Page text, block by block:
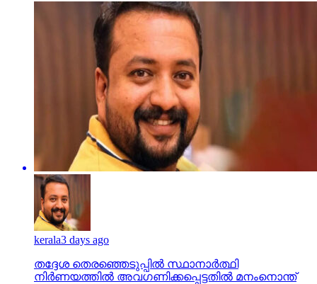
kerala3 days ago
തദ്ദേശ തെരഞ്ഞെടുപ്പില്‍ സ്ഥാനാര്‍ത്ഥി
നിര്‍ണയത്തില്‍ അവഗണിക്കപ്പെട്ടതില്‍ മനംനൊന്ത്